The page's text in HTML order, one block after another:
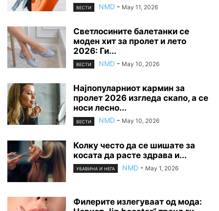
ВЕСТИ NMD - May 11, 2026
Светлосините балетанки се
моден хит за пролет и лето
2026: Ги...
ВЕСТИ NMD - May 10, 2026
Најпопуларниот кармин за
пролет 2026 изгледа скапо, а се
носи лесно...
ВЕСТИ NMD - May 10, 2026
Колку често да се шишате за
косата да расте здрава и...
УБАВИНА И НЕГА NMD - May 1, 2026
Филерите излегуваат од мода: